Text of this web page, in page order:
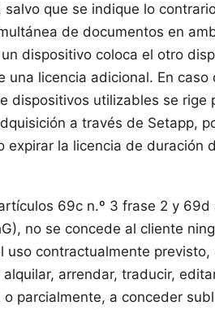
que se indique lo
de documentos en
dispositivo coloca el otro
una licencia adicional. En
dispositivos utilizables se rige
a través de Setapp,
expirar la licencia de duración
69c n.º 3 frase 2 y
no se concede al cliente
uso contractualmente
arrendar, traducir,
parcialmente, a conceder